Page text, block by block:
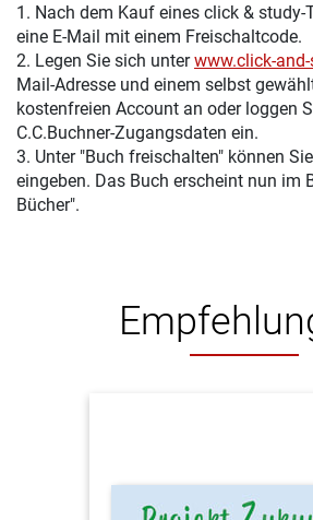
1. Nach dem Kauf eines click & study-
eine E-Mail mit einem Freischaltcode.
2. Legen Sie sich unterwww.click-
Mail-Adresse und einem selbst
kostenfreien Account an oder loggen
C.C.Buchner-Zugangsdaten ein.
3. Unter "Buch freischalten" können
eingeben. Das Buch erscheint nun im
Bücher".